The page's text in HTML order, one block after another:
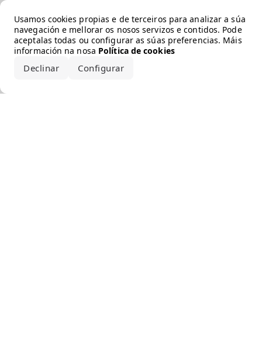
Usamos cookies propias e de terceiros para analizar a súa
navegación e mellorar os nosos servizos e contidos. Pode
aceptalas todas ou configurar as súas preferencias. Máis
información na nosa Política de cookies
Declinar Configurar
Error loading the brand